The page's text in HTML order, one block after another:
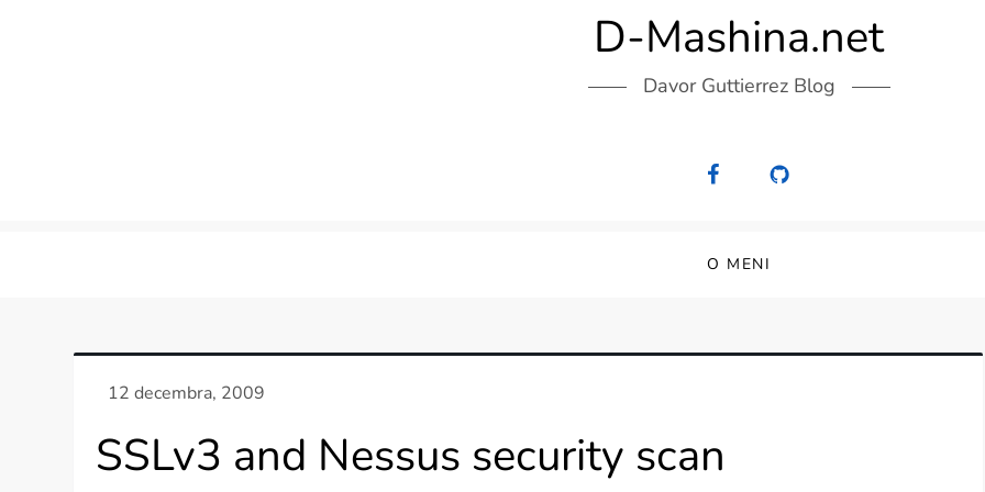
D-Mashina.net
Davor Guttierrez Blog
O MENI
SSLv3 and Nessus security scan